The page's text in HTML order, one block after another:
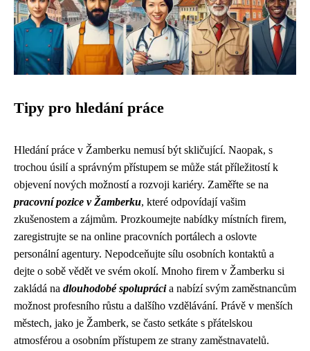
Tipy pro hledání práce
Hledání práce v Žamberku nemusí být skličující. Naopak, s
trochou úsilí a správným přístupem se může stát příležitostí k
objevení nových možností a rozvoji kariéry. Zaměřte se na
pracovní pozice v Žamberku, které odpovídají vašim
zkušenostem a zájmům. Prozkoumejte nabídky místních firem,
zaregistrujte se na online pracovních portálech a oslovte
personální agentury. Nepodceňujte sílu osobních kontaktů a
dejte o sobě vědět ve svém okolí. Mnoho firem v Žamberku si
zakládá na dlouhodobé spoluprácia nabízí svým zaměstnancům
možnost profesního růstu a dalšího vzdělávání. Právě v menších
městech, jako je Žamberk, se často setkáte s přátelskou
atmosférou a osobním přístupem ze strany zaměstnavatelů.